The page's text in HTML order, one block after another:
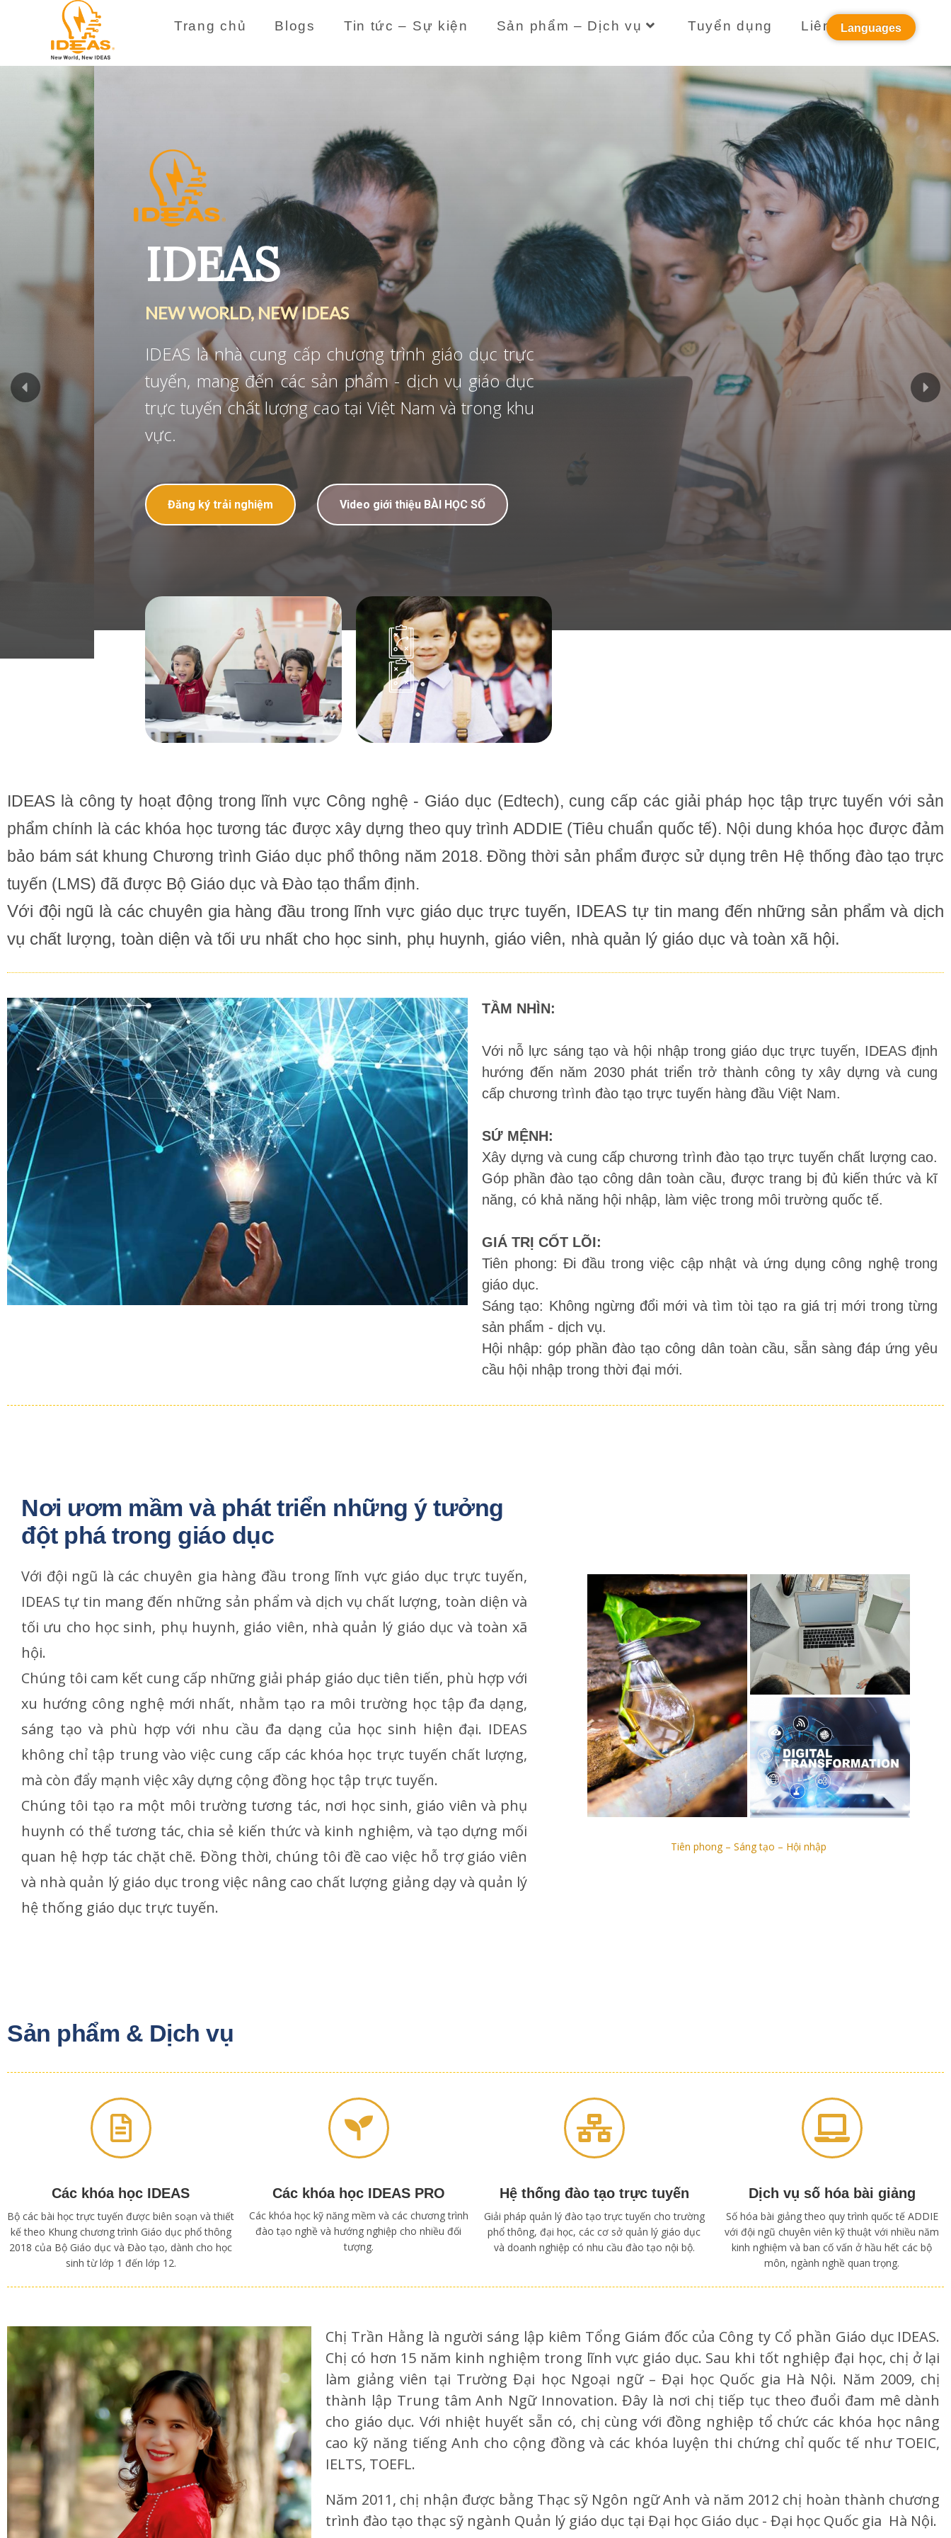
Trang chủ Blogs Tin tức – Sự kiện Sản phẩm – Dịch vụ Tuyển dụng Liên hệ
IDEAS
NEW WORLD, NEW IDEAS
IDEAS là nhà cung cấp chương trình giáo dục trực
tuyến, mang đến các sản phẩm - dịch vụ giáo dục
trực tuyến chất lượng cao tại Việt Nam và trong khu
vực.
Đăng ký trải nghiệm Video giới thiệu BÀI HỌC SỐ
IDEAS là công ty hoạt động trong lĩnh vực Công nghệ - Giáo dục (Edtech), cung cấp các giải pháp học tập trực tuyến với sản
phẩm chính là các khóa học tương tác được xây dựng theo quy trình ADDIE (Tiêu chuẩn quốc tế). Nội dung khóa học được đảm
bảo bám sát khung Chương trình Giáo dục phổ thông năm 2018. Đồng thời sản phẩm được sử dụng trên Hệ thống đào tạo trực
tuyến (LMS) đã được Bộ Giáo dục và Đào tạo thẩm định.
Với đội ngũ là các chuyên gia hàng đầu trong lĩnh vực giáo dục trực tuyến, IDEAS tự tin mang đến những sản phẩm và dịch
vụ chất lượng, toàn diện và tối ưu nhất cho học sinh, phụ huynh, giáo viên, nhà quản lý giáo dục và toàn xã hội.
TẦM NHÌN:
Với nỗ lực sáng tạo và hội nhập trong giáo dục trực tuyến, IDEAS định
hướng đến năm 2030 phát triển trở thành công ty xây dựng và cung
cấp chương trình đào tạo trực tuyến hàng đầu Việt Nam.
SỨ MỆNH:
Xây dựng và cung cấp chương trình đào tạo trực tuyến chất lượng cao.
Góp phần đào tạo công dân toàn cầu, được trang bị đủ kiến thức và kĩ
năng, có khả năng hội nhập, làm việc trong môi trường quốc tế.
GIÁ TRỊ CỐT LÕI:
Tiên phong: Đi đầu trong việc cập nhật và ứng dụng công nghệ trong
giáo dục.
Sáng tạo: Không ngừng đổi mới và tìm tòi tạo ra giá trị mới trong từng
sản phẩm - dịch vụ.
Hội nhập: góp phần đào tạo công dân toàn cầu, sẵn sàng đáp ứng yêu
cầu hội nhập trong thời đại mới.
Nơi ươm mầm và phát triển những ý tưởng
đột phá trong giáo dục
Với đội ngũ là các chuyên gia hàng đầu trong lĩnh vực giáo dục trực tuyến,
IDEAS tự tin mang đến những sản phẩm và dịch vụ chất lượng, toàn diện và
tối ưu cho học sinh, phụ huynh, giáo viên, nhà quản lý giáo dục và toàn xã
hội.
Chúng tôi cam kết cung cấp những giải pháp giáo dục tiên tiến, phù hợp với
xu hướng công nghệ mới nhất, nhằm tạo ra môi trường học tập đa dạng,
sáng tạo và phù hợp với nhu cầu đa dạng của học sinh hiện đại. IDEAS
không chỉ tập trung vào việc cung cấp các khóa học trực tuyến chất lượng,
mà còn đẩy mạnh việc xây dựng cộng đồng học tập trực tuyến.
Chúng tôi tạo ra một môi trường tương tác, nơi học sinh, giáo viên và phụ
huynh có thể tương tác, chia sẻ kiến thức và kinh nghiệm, và tạo dựng mối
quan hệ hợp tác chặt chẽ. Đồng thời, chúng tôi đề cao việc hỗ trợ giáo viên
và nhà quản lý giáo dục trong việc nâng cao chất lượng giảng dạy và quản lý
hệ thống giáo dục trực tuyến.
Tiên phong – Sáng tạo – Hội nhập
Sản phẩm & Dịch vụ
Các khóa học IDEAS
Bộ các bài học trực tuyến được biên soạn và thiết
kế theo Khung chương trình Giáo dục phổ thông
2018 của Bộ Giáo dục và Đào tạo, dành cho học
sinh từ lớp 1 đến lớp 12.
Các khóa học IDEAS PRO
Các khóa học kỹ năng mềm và các chương trình
đào tạo nghề và hướng nghiệp cho nhiều đối
tượng.
Hệ thống đào tạo trực tuyến
Giải pháp quản lý đào tạo trực tuyến cho trường
phổ thông, đại học, các cơ sở quản lý giáo dục
và doanh nghiệp có nhu cầu đào tạo nội bộ.
Dịch vụ số hóa bài giảng
Số hóa bài giảng theo quy trình quốc tế ADDIE
với đội ngũ chuyên viên kỹ thuật với nhiều năm
kinh nghiệm và ban cố vấn ở hầu hết các bộ
môn, ngành nghề quan trọng.
Chị Trần Hằng là người sáng lập kiêm Tổng Giám đốc của Công ty Cổ phần Giáo dục IDEAS.
Chị có hơn 15 năm kinh nghiệm trong lĩnh vực giáo dục. Sau khi tốt nghiệp đại học, chị ở lại
làm giảng viên tại Trường Đại học Ngoại ngữ – Đại học Quốc gia Hà Nội. Năm 2009, chị
thành lập Trung tâm Anh Ngữ Innovation. Đây là nơi chị tiếp tục theo đuổi đam mê dành
cho giáo dục. Với nhiệt huyết sẵn có, chị cùng với đồng nghiệp tổ chức các khóa học nâng
cao kỹ năng tiếng Anh cho cộng đồng và các khóa luyện thi chứng chỉ quốc tế như TOEIC,
IELTS, TOEFL.
Năm 2011, chị nhận được bằng Thạc sỹ Ngôn ngữ Anh và năm 2012 chị hoàn thành chương
trình đào tạo thạc sỹ ngành Quản lý giáo dục tại Đại học Giáo dục - Đại học Quốc gia Hà Nội.
Languages